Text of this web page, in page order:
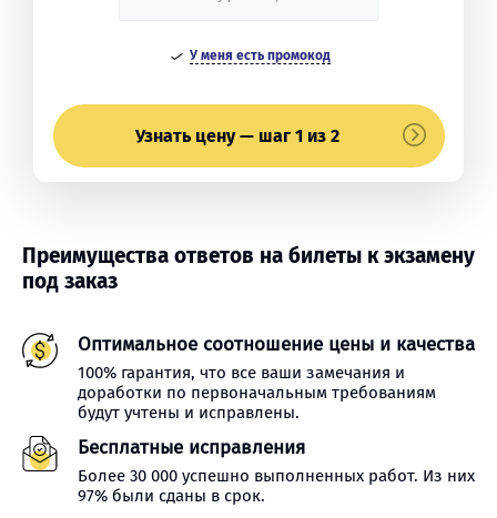
У меня есть промокод
Узнать цену — шаг 1 из 2
Преимущества ответов на билеты к экзамену
под заказ
Оптимальное соотношение цены и качества
100% гарантия, что все ваши замечания и
доработки по первоначальным требованиям
будут учтены и исправлены.
Бесплатные исправления
Более 30 000 успешно выполненных работ. Из них
97% были сданы в срок.